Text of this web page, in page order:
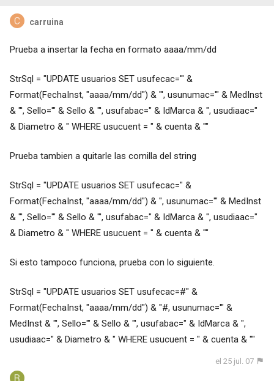
carruina
Prueba a insertar la fecha en formato aaaa/mm/dd
StrSql = "UPDATE usuarios SET usufecac='" &
Format(FechaInst, "aaaa/mm/dd") & "', usunumac='" & MedInst
& "', Sello='" & Sello & "', usufabac=" & IdMarca & ", usudiaac="
& Diametro & " WHERE usucuent = " & cuenta & ""
Prueba tambien a quitarle las comilla del string
StrSql = "UPDATE usuarios SET usufecac=" &
Format(FechaInst, "aaaa/mm/dd") & ", usunumac='" & MedInst
& "', Sello='" & Sello & "', usufabac=" & IdMarca & ", usudiaac="
& Diametro & " WHERE usucuent = " & cuenta & ""
Si esto tampoco funciona, prueba con lo siguiente.
StrSql = "UPDATE usuarios SET usufecac=#" &
Format(FechaInst, "aaaa/mm/dd") & "#, usunumac='" &
MedInst & "', Sello='" & Sello & "', usufabac=" & IdMarca & ",
usudiaac=" & Diametro & " WHERE usucuent = " & cuenta & ""
el 25 jul. 07